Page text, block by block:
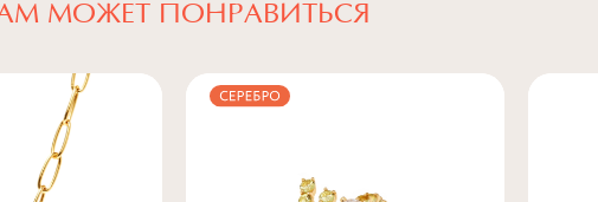
МОЖЕТ ПОНРАВИТЬСЯ